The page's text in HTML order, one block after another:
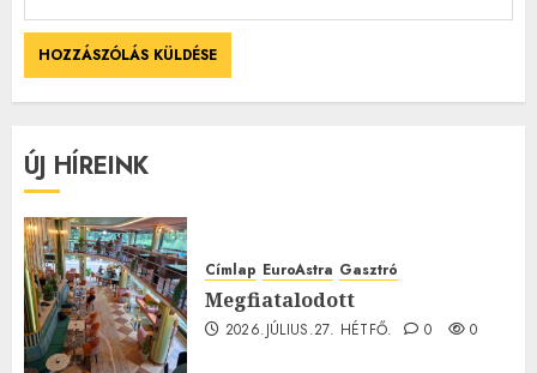
ÚJ HÍREINK
Címlap EuroAstra Gasztró
Megfiatalodott
2026.JÚLIUS.27. HÉTFŐ. 0 0